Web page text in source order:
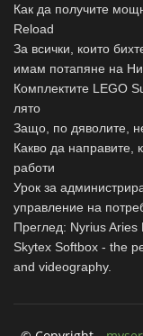
Как да получите
Reload
За всички, които
имам потапяне на
Комплектите LEGO
лято
Защо, по дяволите,
Какво да направите,
работи
Урок за
управление на
Преглед: Nyrius
Skytex Softbox - the
and videography.